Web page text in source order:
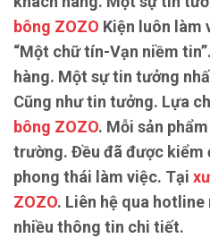
bông ZOZO Kiện luôn làm
“Một chữ tín-Vạn niềm
hàng. Một sự tin tưởng
Cũng như tin tưởng. Lựa
bông ZOZO. Mỗi sản
trường. Đều đã được kiểm
phong thái làm việc. Tại
ZOZO. Liên hệ qua
nhiều thông tin chi tiết.